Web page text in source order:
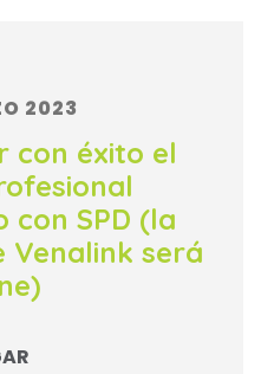
2023
con éxito el
con SPD (la
Venalink será